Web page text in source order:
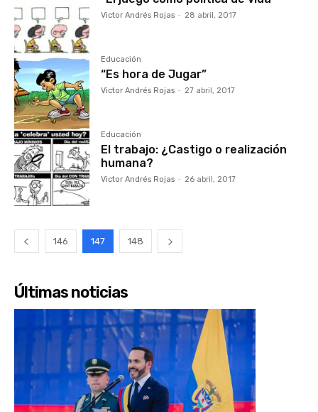
Victor Andrés Rojas - 28 abril, 2017
Educación
“Es hora de Jugar”
Victor Andrés Rojas - 27 abril, 2017
Educación
El trabajo: ¿Castigo o realización
humana?
Victor Andrés Rojas - 26 abril, 2017
146 147 148
Últimas noticias